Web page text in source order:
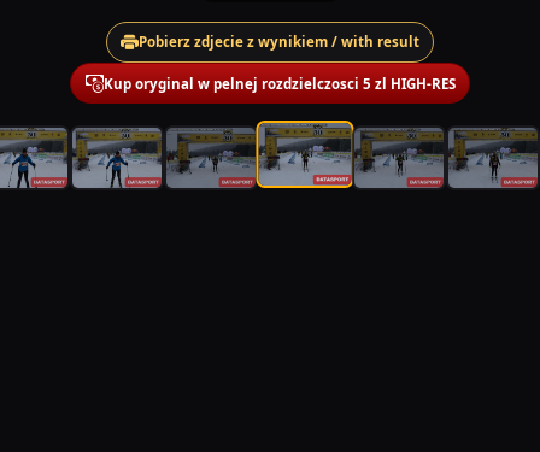
Pobierz zdjecie z wynikiem / with result
Kup oryginal w pelnej rozdzielczosci 5 zl HIGH-RES